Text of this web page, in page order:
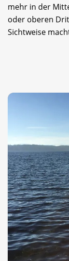
mehr in der
oder oberen
Sichtweise